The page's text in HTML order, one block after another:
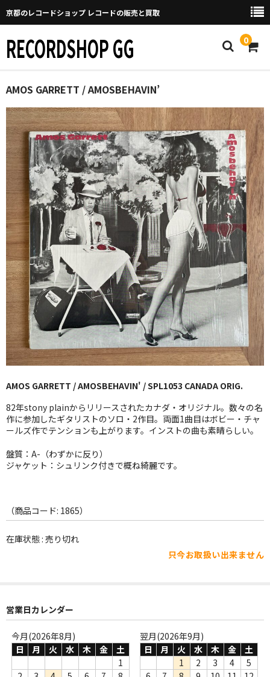
京都のレコードショップ レコードの販売と買取
RECORDSHOP GG 0
Home
マイページ
GGについて
買取について
取り置きなどについて
Categories
New Arrivals
新譜
GG RECORD （当店のレーベル）
全商品
JAZZ-US
BLUE NOTE
JAZZ-EU
JAZZ-JP
J-POP
FOLK,SSW
WORLD
Webのみ no.1
Webのみ no.2
AMOS GARRETT / AMOSBEHAVIN’
AMOS GARRETT / AMOSBEHAVIN' / SPL1053 CANADA ORIG.
82年stony plainからリリースされたカナダ・オリジナル。数々の名
作に参加したギタリストのソロ・2作目。両面1曲目はボビー・チャ
ールズ作でテンションも上がります。インストの曲も素晴らしい。
盤質：A-（わずかに反り）
ジャケット：シュリンク付きで概ね綺麗です。
（商品コード: 1865）
在庫状態 : 売り切れ
只今お取扱い出来ません
営業日カレンダー
今月(2026年8月)
日
月 火 水 木 金
土
1
翌月(2026年9月)
日
月 火 水 木 金
土
1
2 3 4
5